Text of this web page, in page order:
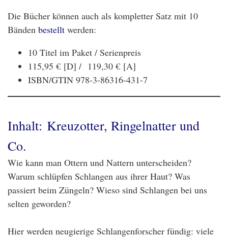
Die Bücher können auch als kompletter Satz mit 10
Bänden bestellt werden:
10 Titel im Paket / Serienpreis
115,95 € [D] / 119,30 € [A]
ISBN/GTIN 978-3-86316-431-7
Inhalt: Kreuzotter, Ringelnatter und
Co.
Wie kann man Ottern und Nattern unterscheiden?
Warum schlüpfen Schlangen aus ihrer Haut? Was
passiert beim Züngeln? Wieso sind Schlangen bei uns
selten geworden?
Hier werden neugierige Schlangenforscher fündig: viele